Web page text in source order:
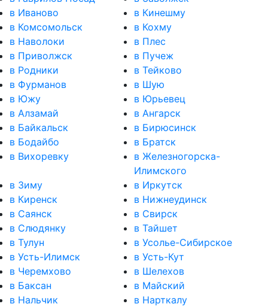
в Иваново
в Кинешму
в Комсомольск
в Кохму
в Наволоки
в Плес
в Приволжск
в Пучеж
в Родники
в Тейково
в Фурманов
в Шую
в Южу
в Юрьевец
в Алзамай
в Ангарск
в Байкальск
в Бирюсинск
в Бодайбо
в Братск
в Вихоревку
в Железногорска-
Илимского
в Зиму
в Иркутск
в Киренск
в Нижнеудинск
в Саянск
в Свирск
в Слюдянку
в Тайшет
в Тулун
в Усолье-Сибирское
в Усть-Илимск
в Усть-Кут
в Черемхово
в Шелехов
в Баксан
в Майский
в Нальчик
в Нарткалу